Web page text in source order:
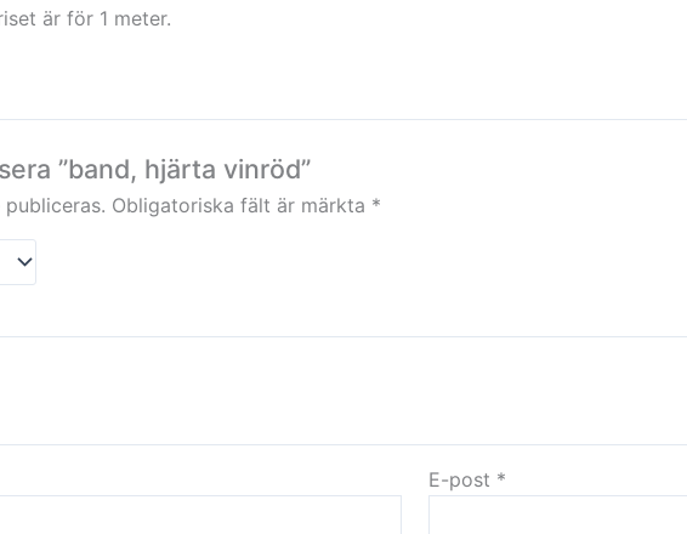
är för 1 meter.
”band, hjärta vinröd”
Obligatoriska fält är märkta *
E-post *